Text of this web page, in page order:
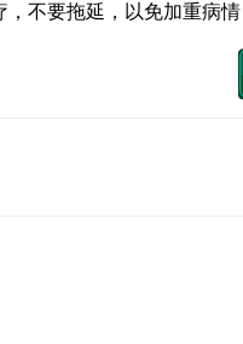
不要拖延，以免加重病情